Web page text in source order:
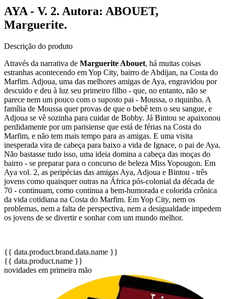
AYA - V. 2. Autora: ABOUET,
Marguerite.
Descrição do produto
Através da narrativa de Marguerite Abouet, há muitas coisas
estranhas acontecendo em Yop City, bairro de Abdijan, na Costa do
Marfim. Adjoua, uma das melhores amigas de Aya, engravidou por
descuido e deu à luz seu primeiro filho - que, no entanto, não se
parece nem um pouco com o suposto pai - Moussa, o riquinho. A
família de Moussa quer provas de que o bebê tem o seu sangue, e
Adjoua se vê sozinha para cuidar de Bobby. Já Bintou se apaixonou
perdidamente por um parisiense que está de férias na Costa do
Marfim, e não tem mais tempo para as amigas. E uma visita
inesperada vira de cabeça para baixo a vida de Ignace, o pai de Aya.
Não bastasse tudo isso, uma ideia domina a cabeça das moças do
bairro - se preparar para o concurso de beleza Miss Yopougon. Em
Aya vol. 2, as peripécias das amigas Aya, Adjoua e Bintou - três
jovens como quaisquer outras na África pós-colonial da década de
70 - continuam, como continua a bem-humorada e colorida crônica
da vida cotidiana na Costa do Marfim. Em Yop City, nem os
problemas, nem a falta de perspectiva, nem a desigualdade impedem
os jovens de se divertir e sonhar com um mundo melhor.
{{ data.product.brand.data.name }}
{{ data.product.name }}
novidades em primeira mão